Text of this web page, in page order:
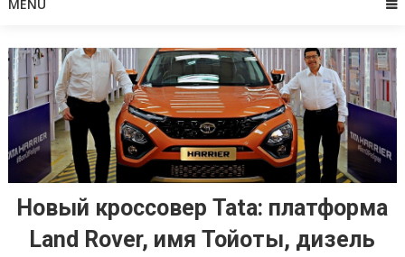
MENU
Новый кроссовер Tata: платформа
Land Rover, имя Тойоты, дизель